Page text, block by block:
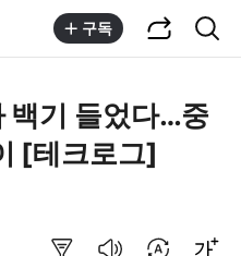
구독
백기 들었다…중
[테크로그]